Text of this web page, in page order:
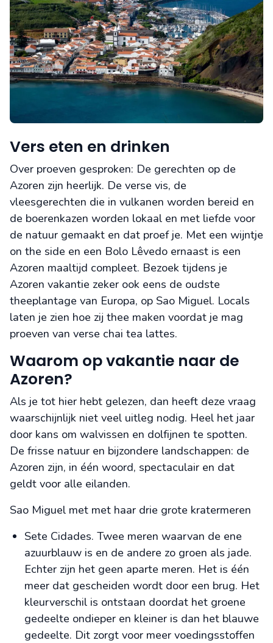
Vers eten en drinken
Over proeven gesproken: De gerechten op de
Azoren zijn heerlijk. De verse vis, de
vleesgerechten die in vulkanen worden bereid en
de boerenkazen worden lokaal en met liefde voor
de natuur gemaakt en dat proef je. Met een wijntje
on the side en een Bolo Lêvedo ernaast is een
Azoren maaltijd compleet. Bezoek tijdens je
Azoren vakantie zeker ook eens de oudste
theeplantage van Europa, op Sao Miguel. Locals
laten je zien hoe zij thee maken voordat je mag
proeven van verse chai tea lattes.
Waarom op vakantie naar de
Azoren?
Als je tot hier hebt gelezen, dan heeft deze vraag
waarschijnlijk niet veel uitleg nodig. Heel het jaar
door kans om walvissen en dolfijnen te spotten.
De frisse natuur en bijzondere landschappen: de
Azoren zijn, in één woord, spectaculair en dat
geldt voor alle eilanden.
Sao Miguel met met haar drie grote kratermeren
Sete Cidades. Twee meren waarvan de ene
azuurblauw is en de andere zo groen als jade.
Echter zijn het geen aparte meren. Het is één
meer dat gescheiden wordt door een brug. Het
kleurverschil is ontstaan doordat het groene
gedeelte ondieper en kleiner is dan het blauwe
gedeelte. Dit zorgt voor meer voedingsstoffen